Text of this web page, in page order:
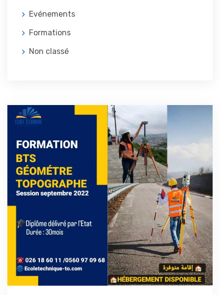
Evénements
Formations
Non classé